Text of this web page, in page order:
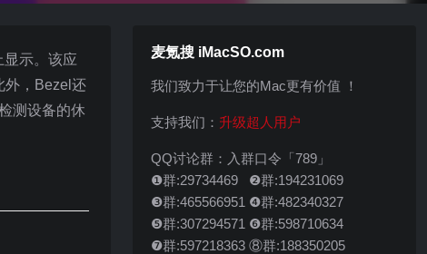
示。该应
外，Bezel还
测设备的休
麦氪搜 iMacSO.com
我们致力于让您的Mac更有价值 ！
支持我们： 升级超人用户
QQ讨论群：入群口令「789」
❶群:29734469 ❷群:194231069
❸群:465566951 ❹群:482340327
❺群:307294571 ❻群:598710634
❼群:597218363 ⑧群:188350205